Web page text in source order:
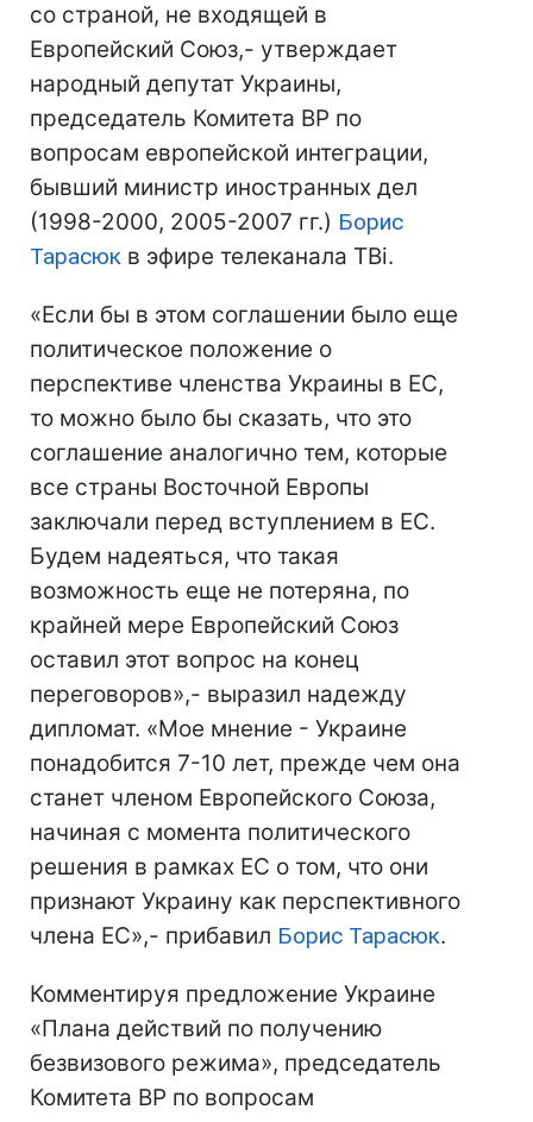
со страной, не входящей в
Европейский Союз,- утверждает
народный депутат Украины,
председатель Комитета ВР по
вопросам европейской интеграции,
бывший министр иностранных дел
(1998-2000, 2005-2007 гг.) Борис
Тарасюк в эфире телеканала ТВі.
«Если бы в этом соглашении было еще
политическое положение о
перспективе членства Украины в ЕС,
то можно было бы сказать, что это
соглашение аналогично тем, которые
все страны Восточной Европы
заключали перед вступлением в ЕС.
Будем надеяться, что такая
возможность еще не потеряна, по
крайней мере Европейский Союз
оставил этот вопрос на конец
переговоров»,- выразил надежду
дипломат. «Мое мнение - Украине
понадобится 7-10 лет, прежде чем она
станет членом Европейского Союза,
начиная с момента политического
решения в рамках ЕС о том, что они
признают Украину как перспективного
члена ЕС»,- прибавил Борис Тарасюк.
Комментируя предложение Украине
«Плана действий по получению
безвизового режима», председатель
Комитета ВР по вопросам